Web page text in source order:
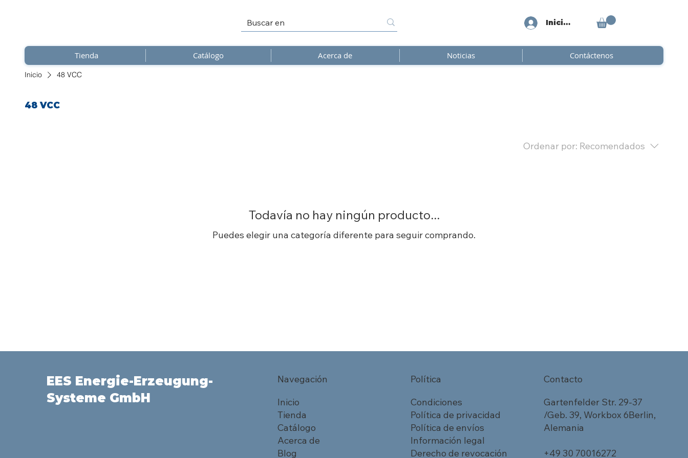
Iniciar sesión
Tienda Catálogo Acerca de Noticias Contáctenos
Inicio 48 VCC
48 VCC
Ordenar por: Recomendados
Todavía no hay ningún producto...
Puedes elegir una categoría diferente para seguir comprando.
EES Energie-Erzeugung-
Systeme GmbH
Navegación
Inicio
Tienda
Catálogo
Acerca de
Blog
Política
Condiciones
Política de privacidad
Política de envíos
Información legal
Derecho de revocación
Contacto
Gartenfelder Str. 29-37
/Geb. 39, Workbox 6Berlin,
Alemania
+49 30 70016272